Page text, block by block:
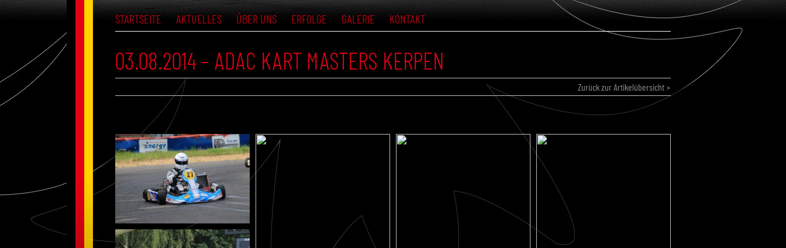
STARTSEITE AKTUELLES ÜBER UNS ERFOLGE GALERIE KONTAKT
03.08.2014 – ADAC KART MASTERS KERPEN
Zurück zur Artikelübersicht »